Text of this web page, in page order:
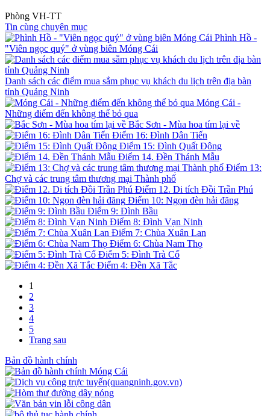
Phòng VH-TT
Tin cùng chuyên mục
Phình Hồ -
"Viên ngọc quý" ở vùng biên Móng Cái
Danh sách các điểm mua sắm phục vụ khách du lịch trên địa bàn
tỉnh Quảng Ninh
Móng Cái -
Những điểm đến không thể bỏ qua
Bắc Sơn - Mùa hoa tím lại về
Điểm 16: Đình Dân Tiến
Điểm 15: Đình Quất Đông
Điểm 14. Đền Thánh Mẫu
Điểm 13:
Chợ và các trung tâm thương mại Thành phố
Điểm 12. Di tích Đồi Trần Phú
Điểm 10: Ngọn đèn hải đăng
Điểm 9: Đình Bầu
Điểm 8: Đình Vạn Ninh
Điểm 7: Chùa Xuân Lan
Điểm 6: Chùa Nam Thọ
Điểm 5: Đình Trà Cổ
Điểm 4: Đền Xã Tắc
1
2
3
4
5
Trang sau
Bản đồ hành chính